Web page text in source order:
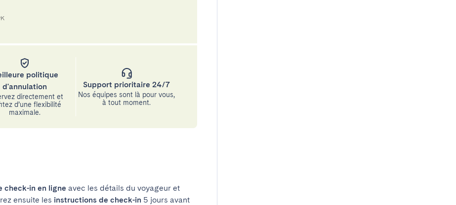
politique
d'annulation
directement et
d’une flexibilité
maximale.
Support prioritaire 24/7
Nos équipes sont là pour vous,
à tout moment.
check-in en ligne avec les détails du voyageur et
ensuite les instructions de check-in 5 jours avant